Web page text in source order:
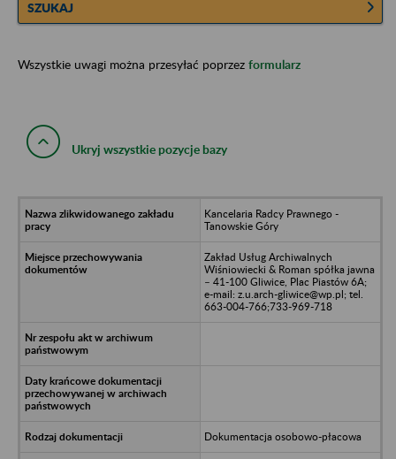
SZUKAJ
Wszystkie uwagi można przesyłać poprzez formularz
Ukryj wszystkie pozycje bazy
Kancelaria Radcy Prawnego -
Tanowskie Góry
Zakład Usług Archiwalnych
Wiśniowiecki & Roman spółka jawna
– 41-100 Gliwice, Plac Piastów 6A;
e-mail: z.u.arch-gliwice@wp.pl; tel.
663-004-766;733-969-718
Dokumentacja osobowo-płacowa